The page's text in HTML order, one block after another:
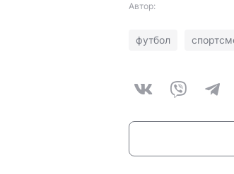
Автор:
футбол